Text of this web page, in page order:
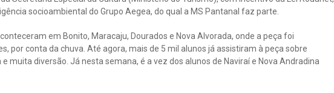
socioambiental do Grupo Aegea, do qual a MS Pantanal faz parte.
em Bonito, Maracaju, Dourados e Nova Alvorada, onde a peça foi
por conta da chuva. Até agora, mais de 5 mil alunos já assistiram à peça sobre
muita diversão. Já nesta semana, é a vez dos alunos de Naviraí e Nova Andradina